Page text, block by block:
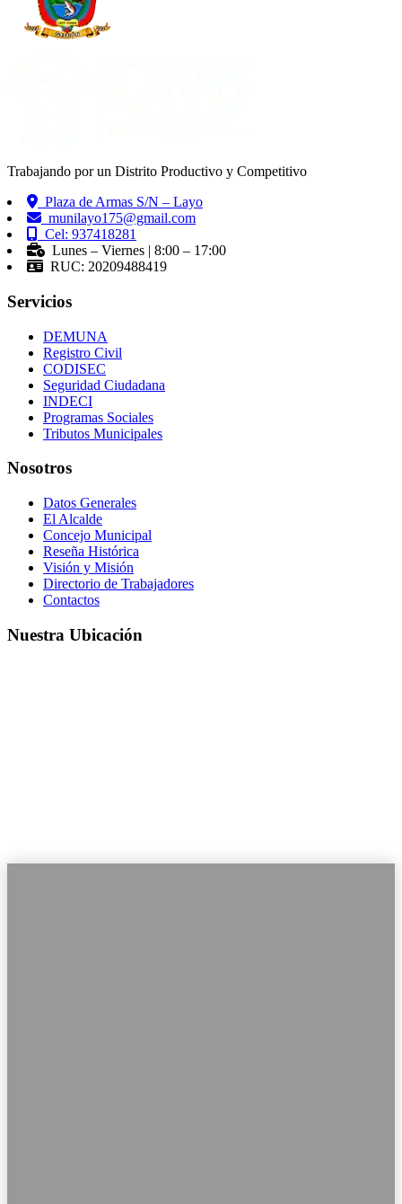
Trabajando por un Distrito Productivo y Competitivo
Plaza de Armas S/N – Layo
munilayo175@gmail.com
Cel: 937418281
Lunes – Viernes | 8:00 – 17:00
RUC: 20209488419
Servicios
DEMUNA
Registro Civil
CODISEC
Seguridad Ciudadana
INDECI
Programas Sociales
Tributos Municipales
Nosotros
Datos Generales
El Alcalde
Concejo Municipal
Reseña Histórica
Visión y Misión
Directorio de Trabajadores
Contactos
Nuestra Ubicación